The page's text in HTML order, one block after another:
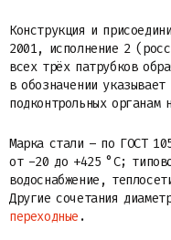
Конструкция и
2001, исполнение 2
всех трёх патрубков
в обозначении
подконтрольных органам
Марка стали – по ГОСТ
от -20 до +425 °C;
водоснабжение,
Другие сочетания
переходные .